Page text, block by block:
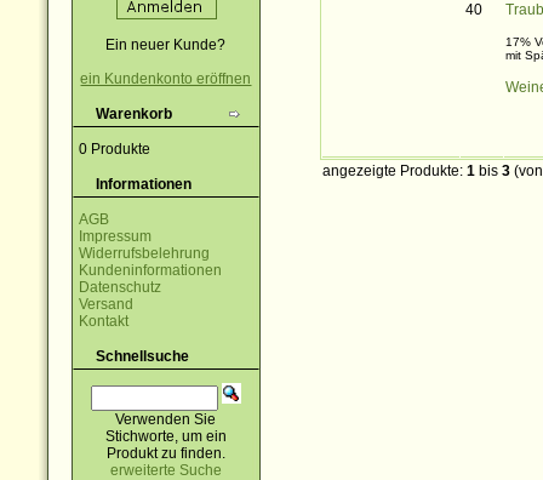
Ein neuer Kunde?
ein Kundenkonto eröffnen
Warenkorb
0 Produkte
Informationen
AGB
Impressum
Widerrufsbelehrung
Kundeninformationen
Datenschutz
Versand
Kontakt
Schnellsuche
Verwenden Sie
Stichworte, um ein
Produkt zu finden.
erweiterte Suche
40
17%
mit
angezeigte Produkte: 1 bis 3